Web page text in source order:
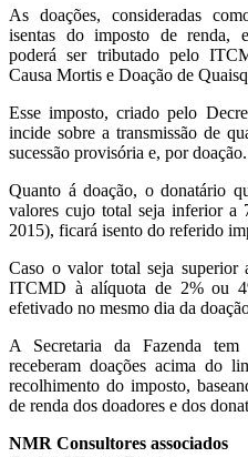
As doações, consideradas
isentas do imposto de renda,
poderá ser tributado pelo
Causa Mortis e Doação de
Esse imposto, criado pelo
incide sobre a transmissão de
sucessão provisória e, por doação.
Quanto á doação, o donatário
valores cujo total seja inferior
2015), ficará isento do referido
Caso o valor total seja superior
ITCMD à alíquota de 2% ou
efetivado no mesmo dia da
A Secretaria da Fazenda
receberam doações acima do
recolhimento do imposto,
de renda dos doadores e dos
NMR Consultores associados